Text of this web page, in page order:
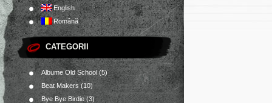
English
Română
CATEGORII
Albume Old School(5)
Beat Makers(10)
Bye Bye Birdie(3)